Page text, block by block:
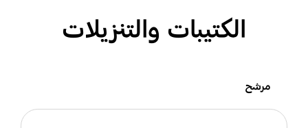
الكتيبات والتنزيلات
مرشح